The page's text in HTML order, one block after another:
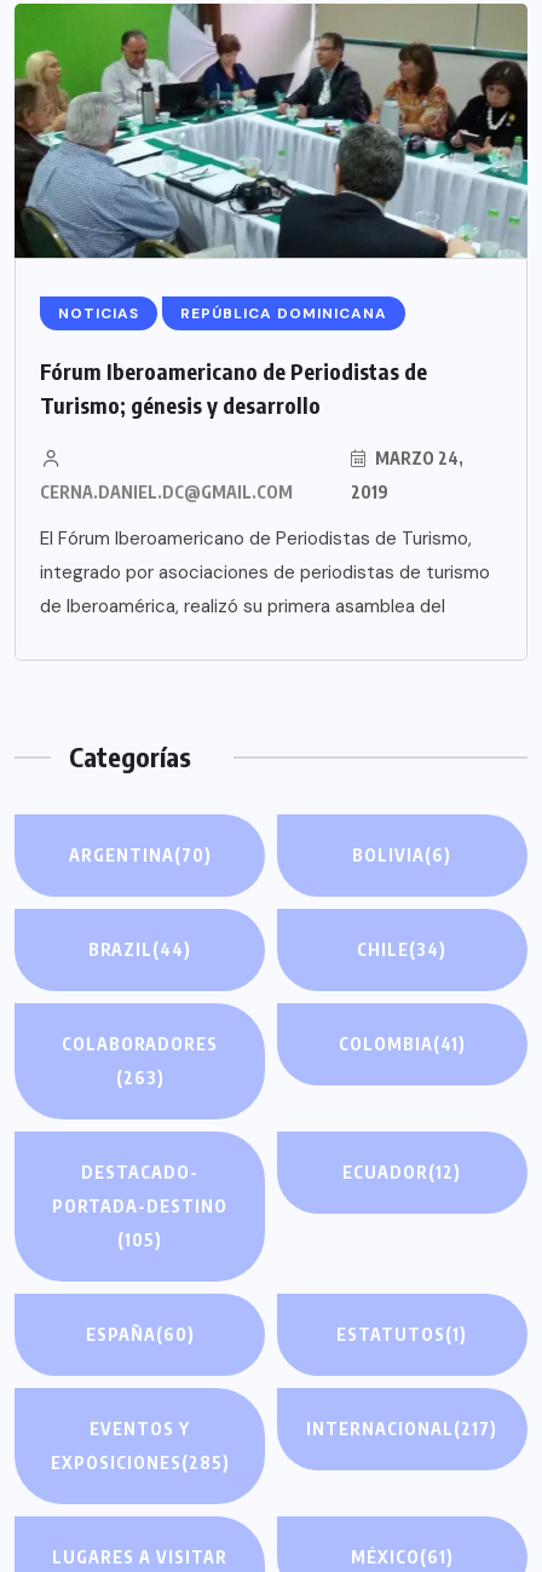
NOTICIAS REPÚBLICA DOMINICANA
Fórum Iberoamericano de Periodistas de
Turismo; génesis y desarrollo
CERNA.DANIEL.DC@GMAIL.COM
MARZO 24,
2019
El Fórum Iberoamericano de Periodistas de Turismo,
integrado por asociaciones de periodistas de turismo
de Iberoamérica, realizó su primera asamblea del
Categorías
ARGENTINA(70) BOLIVIA(6)
BRAZIL(44) CHILE(34)
COLABORADORES
(263)
COLOMBIA(41)
DESTACADO-
PORTADA-DESTINO
(105)
ECUADOR(12)
ESPAÑA(60) ESTATUTOS(1)
EVENTOS Y
EXPOSICIONES(285)
INTERNACIONAL(217)
LUGARES A VISITAR
MÉXICO(61)